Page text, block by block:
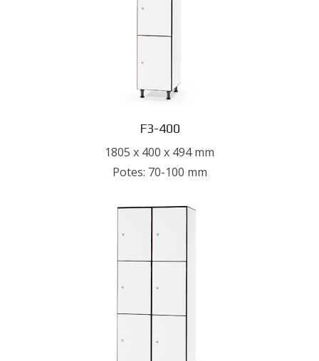
F3-400
1805 x 400 x 494 mm
Potes: 70-100 mm